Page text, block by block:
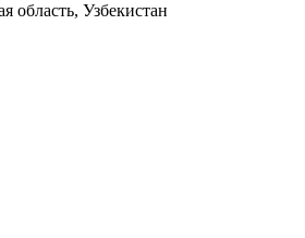
область, Узбекистан